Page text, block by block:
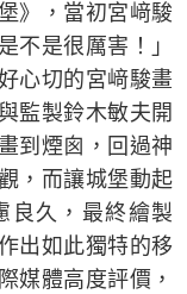
》，當初宮﨑駿
不是很厲害！」
心切的宮﨑駿畫
監製鈴木敏夫開
到煙囪，回過神
，而讓城堡動起
久，最終繪製
出如此獨特的移
媒體高度評價，